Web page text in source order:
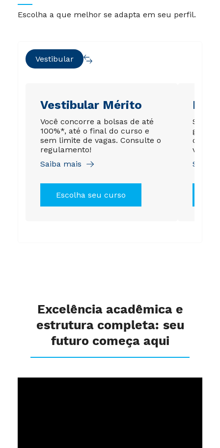
Escolha a que melhor se adapta em seu perfil.
Vestibular
Vestibular Mérito
Você concorre a bolsas de até
100%*, até o final do curso e
sem limite de vagas. Consulte o
regulamento!
Saiba mais
Escolha seu curso
Sua
de até
válida
Saiba
Excelência acadêmica e
estrutura completa: seu
futuro começa aqui